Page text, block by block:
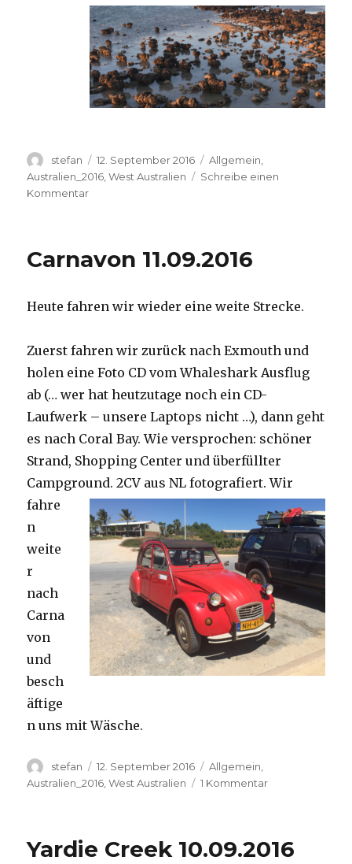
Autor
stefan
Veröffentlicht
am
12. September 2016 Kategorien
Allgemein
Australien_2016 ,West Australien
Schreibe einen
Kommentarzu
Carnavon 11.09.2016
Heute fahren wir wieder eine weite Strecke.
Zuerst fahren wir zurück nach Exmouth und
holen eine Foto CD vom Whaleshark Ausflug
ab (… wer hat heutzutage noch ein CD-
Laufwerk – unsere Laptops nicht …), dann geht
es nach Coral Bay. Wie versprochen: schöner
Strand, Shopping Center und überfüllter
Campground.2CV aus NL fotografiert. Wir
fahre
n
weite
r
nach
Carna
von
und
besch
äftige
n uns mit Wäsche.
Autor
stefan
Veröffentlicht
am
12. September 2016 Kategorien
Allgemein
Australien_2016 ,West Australien 1 Kommentarzu
Yardie Creek 10.09.2016